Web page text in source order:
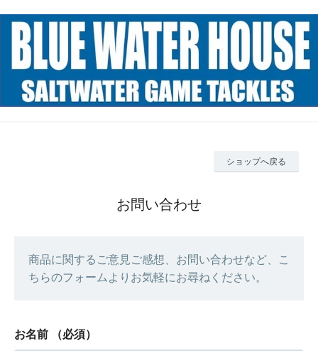
ショップへ戻る
お問い合わせ
商品に関するご意見ご感想、お問い合わせなど、こ
ちらのフォームよりお気軽にお尋ねください。
お名前 （必須）